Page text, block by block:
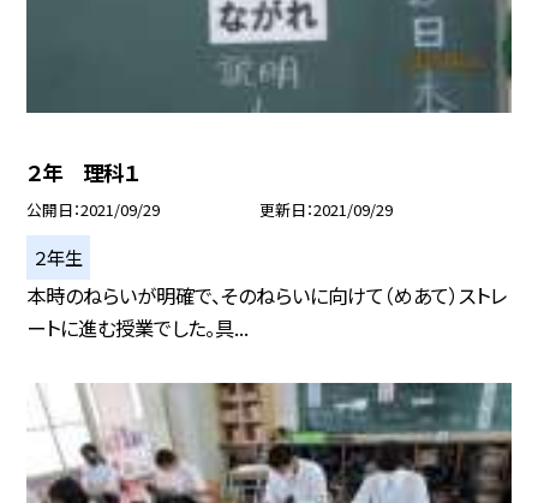
２年 理科１
公開日 2021/09/29 更新日 2021/09/29
２年生
本時のねらいが明確で、そのねらいに向けて（めあて）ストレ
ートに進む授業でした。具...